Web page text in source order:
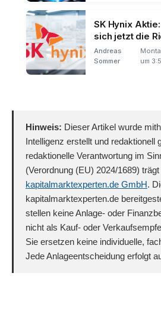
SK Hynix
sich jetzt die
dem
Andreas
Sommer
um
Hinweis: Dieser Artikel wurde
Intelligenz erstellt und redaktionell
redaktionelle Verantwortung im
(Verordnung (EU) 2024/1689) trägt
kapitalmarktexperten.de GmbH.
kapitalmarktexperten.de
stellen keine Anlage- oder
nicht als Kauf- oder
Sie ersetzen keine individuelle,
Jede Anlageentscheidung erfolgt